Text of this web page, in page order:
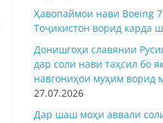
Ҳавопаймои нави Boeing
Тоҷикистон ворид карда
Донишгоҳи славянии
дар соли нави таҳсил бо
навгониҳои муҳим ворид
27.07.2026
Дар шаш моҳи аввали